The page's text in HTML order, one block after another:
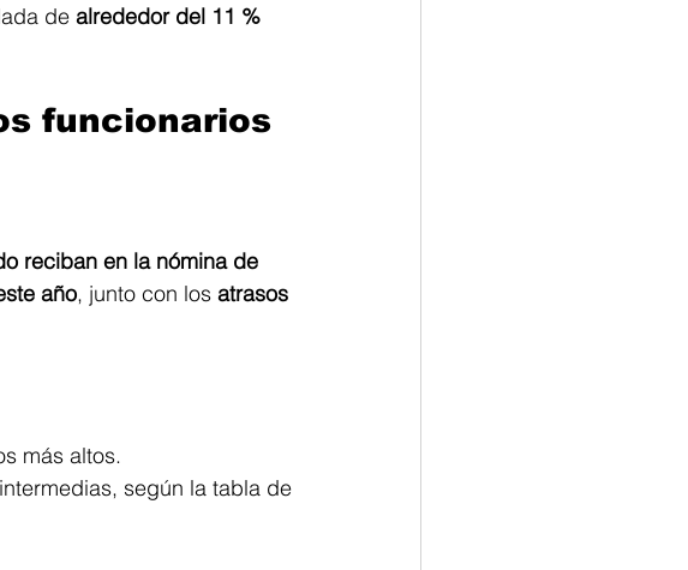
de alrededor del 11 %
funcionarios
reciban en la nómina de
año, junto con los atrasos
más altos.
según la tabla de